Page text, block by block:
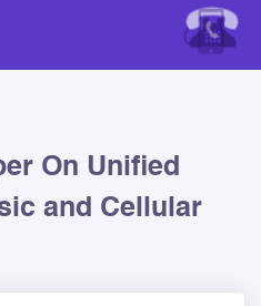
On Unified
and Cellular